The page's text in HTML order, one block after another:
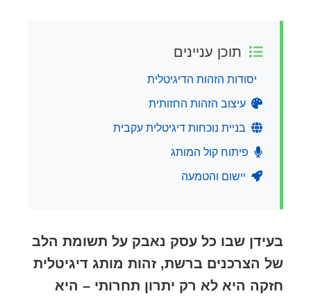
תוכן עניינים
יסודות הזהות הדיגיטלית
עיצוב הזהות החזותית
בניית נוכחות דיגיטלית עקבית
פיתוח קול המותג
יישום והטמעה
בעידן שבו כל עסק נאבק על תשומת הלב
של הצרכנים ברשת, זהות מותג דיגיטלית
חזקה היא לא רק יתרון תחרותי – היא